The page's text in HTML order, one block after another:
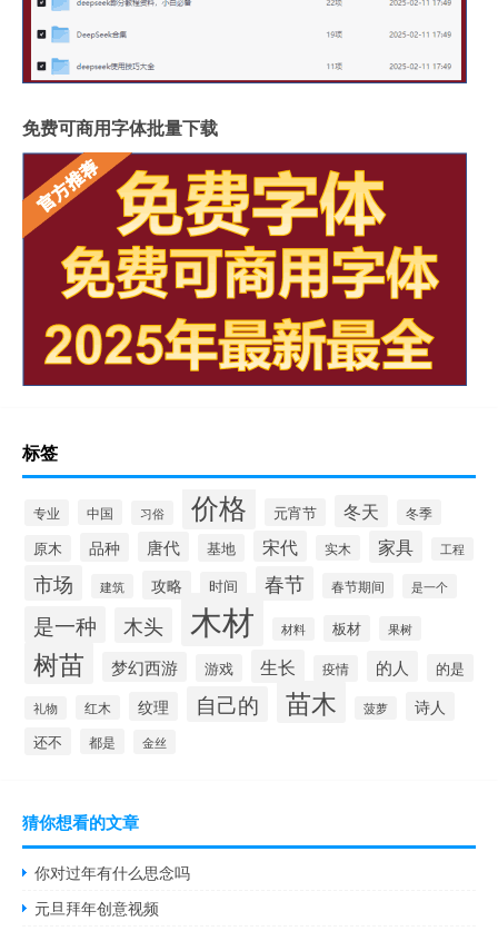
免费可商用字体批量下载
标签
专业 中国 习俗 价格 元宵节 冬天 冬季
原木 品种 唐代 基地 宋代 实木 家具 工程
市场 建筑 攻略 时间 春节 春节期间 是一个
是一种 木头 木材 材料 板材 果树
树苗 梦幻西游 游戏 生长 疫情 的人 的是
礼物 红木 纹理 自己的 苗木 菠萝 诗人
还不 都是 金丝
猜你想看的文章
你对过年有什么思念吗
元旦拜年创意视频